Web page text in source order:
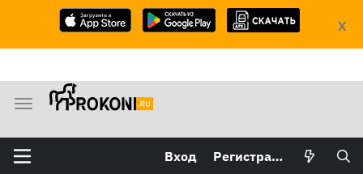
X
М
н
ю
Вход Регистрация